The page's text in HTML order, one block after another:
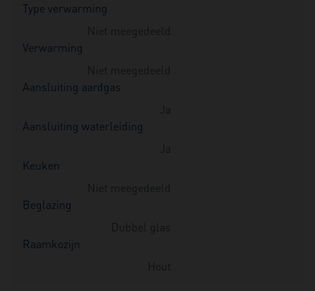
Type verwarming
Verwarming
Aansluiting aardgas
Aansluiting waterleiding
Keuken
Beglazing
Raamkozijn